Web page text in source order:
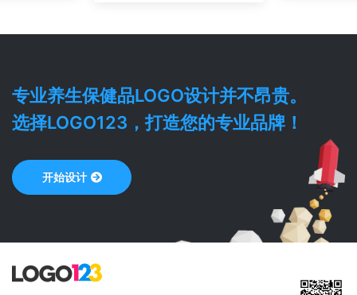
专业养生保健品LOGO设计并不昂贵。
选择LOGO123，打造您的专业品牌！
开始设计